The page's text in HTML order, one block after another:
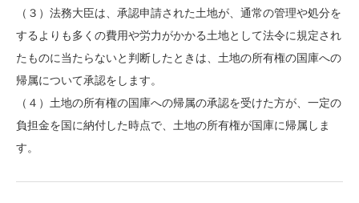
（３）法務大臣は、承認申請された土地が、通常の管理や処分を
するよりも多くの費用や労力がかかる土地として法令に規定され
たものに当たらないと判断したときは、土地の所有権の国庫への
帰属について承認をします。
（４）土地の所有権の国庫への帰属の承認を受けた方が、一定の
負担金を国に納付した時点で、土地の所有権が国庫に帰属しま
す。